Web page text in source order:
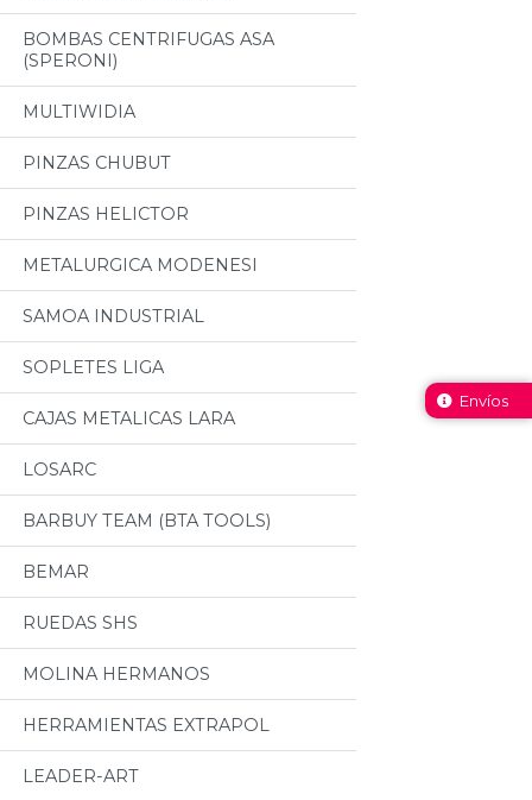
BOMBAS CENTRIFUGAS ASA
(SPERONI)
MULTIWIDIA
PINZAS CHUBUT
PINZAS HELICTOR
METALURGICA MODENESI
SAMOA INDUSTRIAL
SOPLETES LIGA
CAJAS METALICAS LARA
LOSARC
BARBUY TEAM (BTA TOOLS)
BEMAR
RUEDAS SHS
MOLINA HERMANOS
HERRAMIENTAS EXTRAPOL
LEADER-ART
Envíos